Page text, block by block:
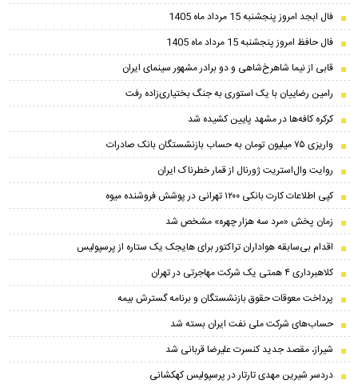
فال ابجد امروز پنجشنبه 15 مرداد ماه 1405
فال حافظ امروز پنجشنبه 15 مرداد ماه 1405
قابی از نیما شاهرخ‌شاهی و دو برادر مشهور سینمای ایران
رامین رضاییان با یک استوری به جنگ بختیاری‌زاده رفت
کرکره کافه‌ها در مشهد پایین کشیده شد
واریزی ۷۵ میلیون تومان به حساب بازنشستگان بانک صادرات
روایت وال‌استریت ژورنال از قمار خطرناک ایران
کپی اطلاعات کارت بانکی ۱۲۰۰ تهرانی در پوشش فروشنده میوه
زمان پخش «مرد سه هزار چهره» مشخص شد
اقدام بی‌سابقه هواداران تراکتور برای هایجک یک ستاره از پرسپولیس
کلاهبرداری ۴ همتی یک شرکت مهاجرتی در تهران
پرداخت معوقات حقوق بازنشستگان و برنامه گسترش بیمه
حساب‌‌های شرکت ملی نفت ایران بسته شد
شیراز، مقصد جدید کنسرت علیرضا قربانی شد
دردسر شیرین مهدی تارتار در پرسپولیس کهکشانی